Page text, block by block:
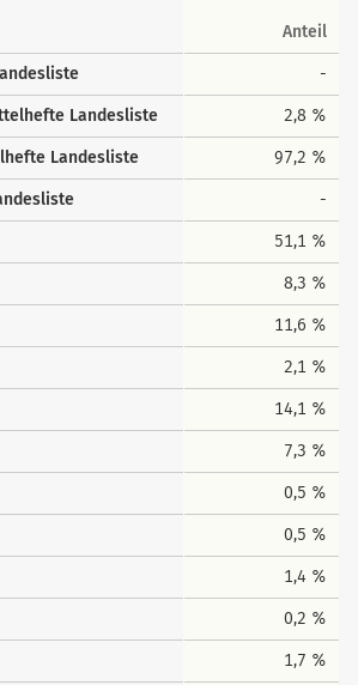
Anteil
-
Landesliste 2,8 %
Landesliste 97,2 %
-
51,1 %
8,3 %
11,6 %
2,1 %
14,1 %
7,3 %
0,5 %
0,5 %
1,4 %
0,2 %
1,7 %